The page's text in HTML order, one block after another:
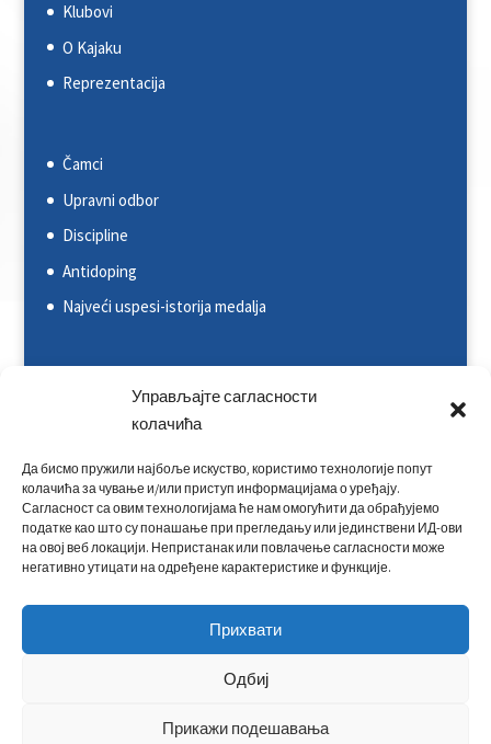
Управљајте сагласности
колачића
Да бисмо пружили најбоље искуство, користимо технологије попут
колачића за чување и/или приступ информацијама о уређају.
Сагласност са овим технологијама ће нам омогућити да обрађујемо
податке као што су понашање при прегледању или јединствени ИД-ови
на овој веб локацији. Непристанак или повлачење сагласности може
негативно утицати на одређене карактеристике и функције.
Прихвати
Одбиј
Прикажи подешавања
Klubovi
O Kajaku
Reprezentacija
Čamci
Upravni odbor
Discipline
Antidoping
Najveći uspesi-istorija medalja
Svetska kajakaška federacija (ICF)
Evropska kajakaška asocijacija (ECA)
Rezultati na nacionalnim takmičenjima
Rezultati na međunarodnim takmičenjima
Kontakt